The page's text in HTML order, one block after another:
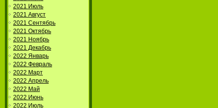
2021 Июль
2021 Август
2021 Сентябрь
2021 Октябрь
2021 Ноябрь
2021 Декабрь
2022 Январь
2022 Февраль
2022 Март
2022 Апрель
2022 Май
2022 Июнь
2022 Июль